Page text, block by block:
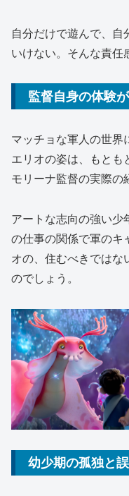
自分だけで遊んで、自
いけない。そんな責任
監督自身の体験
マッチョな軍人の世界
エリオの姿は、もとも
モリーナ監督の実際の
アートな志向の強い少
の仕事の関係で軍のキ
オの、住むべきではな
のでしょう。
幼少期の孤独と